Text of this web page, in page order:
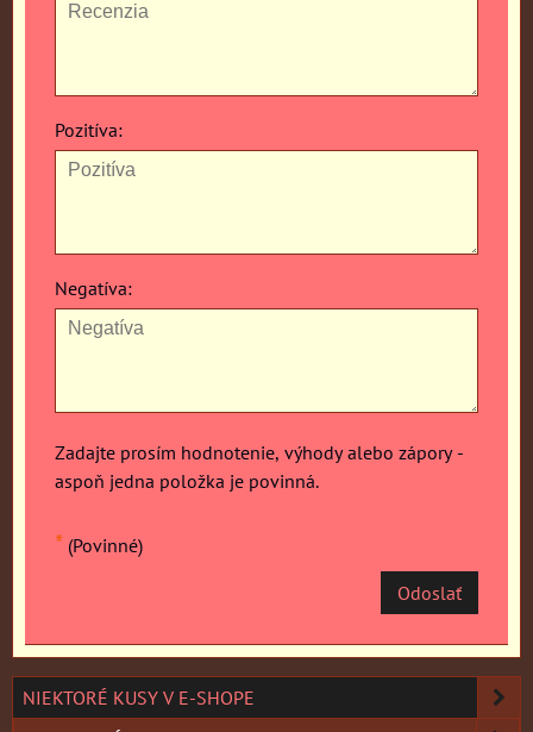
Pozitíva:
Negatíva:
Zadajte prosím hodnotenie, výhody alebo zápory -
aspoň jedna položka je povinná.
* (Povinné)
Odoslať
NIEKTORÉ KUSY V E-SHOPE